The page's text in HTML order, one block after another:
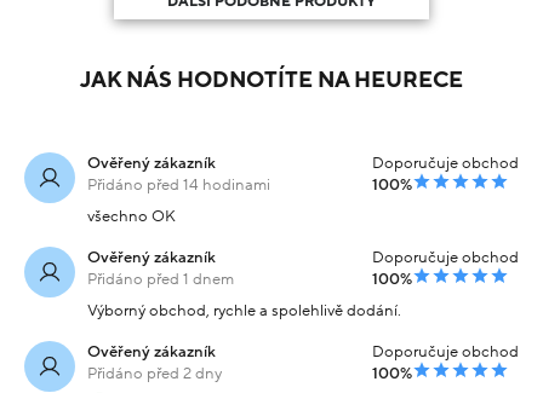
JAK NÁS HODNOTÍTE NA HEURECE
Ověřený zákazník
Přidáno před 14 hodinami
Doporučuje obchod
100%
všechno OK
Ověřený zákazník
Přidáno před 1 dnem
Doporučuje obchod
100%
Výborný obchod, rychle a spolehlivě dodání.
Ověřený zákazník
Přidáno před 2 dny
Doporučuje obchod
100%